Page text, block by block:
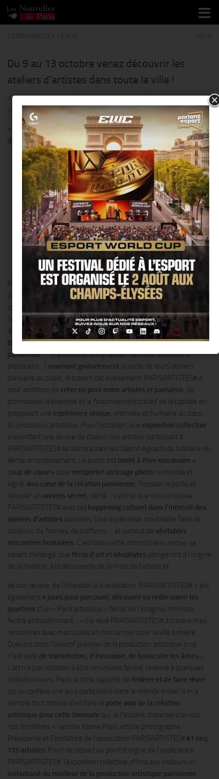
Skip to content
Du 9 au 13 octobre venez découvrir les
ateliers d’artistes dans toute la ville !
PAR
« PARIS ARTISTES# » ou le parcours d’une œuvre : de l’intimité
de l’atelier à la lumière de la galerie.
Pour la première foisle temps d’un week-end, du 9 au 13 octobre
2014,
parisiens et touristesde passage (passionnés,
collectionneurs ou amateurs d’art) auront l’occasion de découvrir
envers du décor du « Paris artistique »à l’occasion du lancement
de la première édition de PARISARTISTES#. Cettepremière
biennalea sélectionné lemeilleur de la production artistique
parisienne. 115 artistes (photographes, peintres, sculpteurs,
plasticiens…) ouvriront gratuitement la porte de leurs ateliers
parisiens au public. A travers cet événement, PARISARTISTES# a
pour ambition de créer un pont entre artistes et parisiens, de
promouvoir la diversité et le foisonnement créatif de la capitale en
proposant une expérience unique, intimiste et humaine au cœur
du processus artistique. Pour l’occasion, une exposition collective
présentant une œuvre de chacun des artistes participant à
PARISARTISTES# se tiendra dans les Salons Aguado de la Mairie du
9ème arrondissement. Le public est invité à élire son œuvre «
coup de cœur » pour remporter un tirage photo numéroté et
signé. #au cœur de la création parisienne: Pousser la porte et
dévoiler un univers secret, caché… c’est ce que nous propose
PARISARTISTES# avec cet happening culturel dans l’intimité des
ateliers d’artistes parisiens. Une expérience inoubliable faite de
couleurs, de formes, de parfums … et surtout de véritables
rencontres humaines. C’est dans cette atmosphère unique, ce
savant mélange, que férus d’art et néophytes plongeront à l’origine
de la matière, à la découverte de la main de l’artiste et
de son œuvre, de l’intention à la réalisation. PARISARTISTES#, c’est
également 4 jours pour parcourir, découvrir ou redécouvrir les
quartiers d’un « Paris artistique » tel qu’on l’imagine, intimiste,
feutré et bouillonnant… « J’ai rêvé PARISARTISTES# à travers mes
rencontres avec mon public et mon amour pour la ville lumière.
Quel est donc l’objectif premier de la production artistique si ce
n’est celle de transmettre, d’émouvoir, de bousculer les âmes…
L’art n’a pas vocation à être un univers fermé, réservé à quelques
collectionneurs. Paris, a cette capacité de fédérer et de faire rêver
qui lui confère une aura particulière dans le monde entier. Il m’a
semblé tout naturel d’en faire le porte voix de la création
artistique pour cette biennale qui, je l’espère, traversera un jour
nos frontières » raconte Karine Paoli, artiste photographe,
Présidente et Fondatrice de l’association PARISARTISTES# #1 lieu,
115 artistes: Point de départ ou point d’orgue de l’expérience
PARISARTISTES#, l’exposition collective offrira aux visiteurs un
instantané du meilleur de la production artistique parisienne